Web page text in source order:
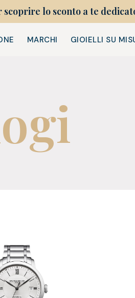
scoprire lo sconto a te
MARCHI GIOIELLI SU